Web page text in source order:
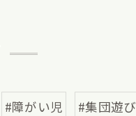
#障がい児 #集団遊び